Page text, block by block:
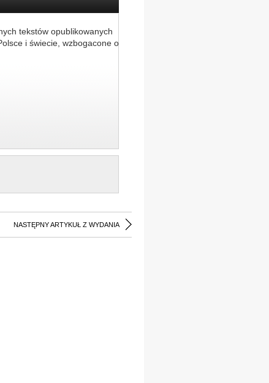
tekstów opublikowanych
i świecie, wzbogacone o
NASTĘPNY ARTYKUŁ Z WYDANIA